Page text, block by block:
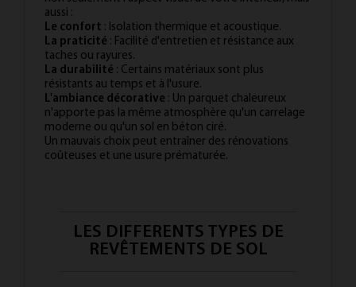
aussi :
Le confort : Isolation thermique et acoustique.
La praticité : Facilité d'entretien et résistance aux
taches ou rayures.
La durabilité : Certains matériaux sont plus
résistants au temps et à l'usure.
L'ambiance décorative : Un parquet chaleureux
n'apporte pas la même atmosphère qu'un carrelage
moderne ou qu'un sol en béton ciré.
Un mauvais choix peut entraîner des rénovations
coûteuses et une usure prématurée.
LES DIFFERENTS TYPES DE
REVÊTEMENTS DE SOL